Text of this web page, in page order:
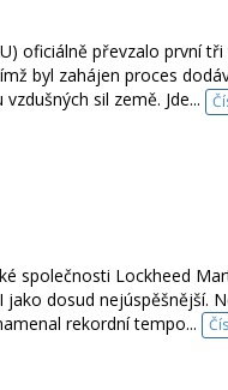
oficiálně převzalo první
byl zahájen proces
sil země. Jde...
společnosti Lockheed
jako dosud nejúspěšnější.
rekordní tempo...